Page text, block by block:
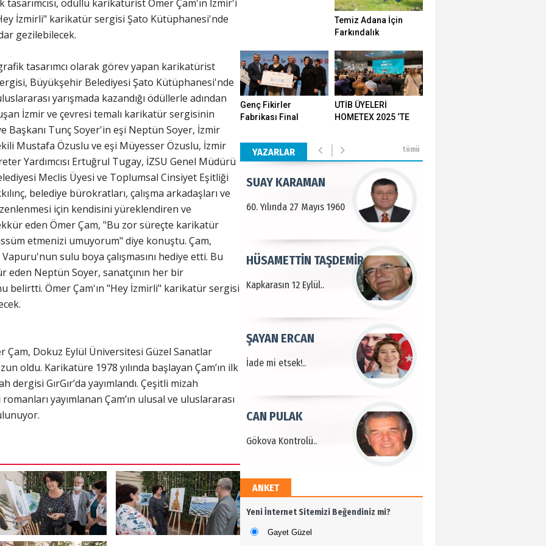
ödüllü karikatürist Ömer Çam'ın İzmir'i
İzmirli" karikatür sergisi Şato Kütüphanesi'nde
gezilebilecek.
tasarımcı olarak görev yapan karikatürist
Büyükşehir Belediyesi Şato Kütüphanesi'nde
yarışmada kazandığı ödüllerle adından
İzmir ve çevresi temalı karikatür sergisinin
Başkanı Tunç Soyer'in eşi Neptün Soyer, İzmir
Mustafa Özuslu ve eşi Müyesser Özuslu, İzmir
Yardımcısı Ertuğrul Tugay, İZSU Genel Müdürü
Meclis Üyesi ve Toplumsal Cinsiyet Eşitliği
belediye bürokratları, çalışma arkadaşları ve
için kendisini yüreklendiren ve
eden Ömer Çam, "Bu zor süreçte karikatür
etmenizi umuyorum" diye konuştu. Çam,
sulu boya çalışmasını hediye etti. Bu
eden Neptün Soyer, sanatçının her bir
belirtti. Ömer Çam'ın "Hey İzmirli" karikatür sergisi
Çam, Dokuz Eylül Üniversitesi Güzel Sanatlar
oldu. Karikatüre 1978 yılında başlayan Çam’ın ilk
GırGır’da yayımlandı. Çeşitli mizah
yayımlanan Çam’ın ulusal ve uluslararası
Temiz Adana İçin
Farkındalık
Genç Fikirler
Fabrikası Final
Gerçekleştirildi
UTİB ÜYELERİ
HOMETEX 2025 ‘TE
YAZARLAR tümü
Görünen Köy
kazanır..
ALI BEKTAN
60. Yılında 27 Mayıs 1960
SUAY KARAMAN
Kapkarasın 12 Eylül..
HÜSAMETTİN TAŞDEMİR
İade mi etsek!..
ŞAYAN ERCAN
Gökova Kontrolü..
CAN PULAK
Değerli Bilim İnsanı Tosun
Terzioğlu'na Saygı..
Dr. MEHMET ÖZDEMİR
ANKET
Yeni İnternet Sitemizi Beğendiniz mi?
Gayet Güzel